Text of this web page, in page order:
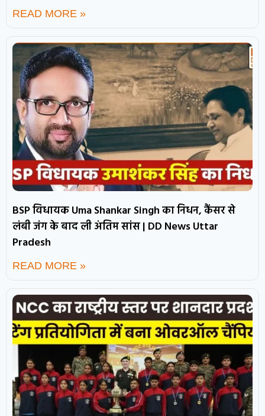
READ MORE »
BSP विधायक Uma Shankar Singh का निधन, कैंसर से
लंबी जंग के बाद ली अंतिम सांस | DD News Uttar
Pradesh
READ MORE »